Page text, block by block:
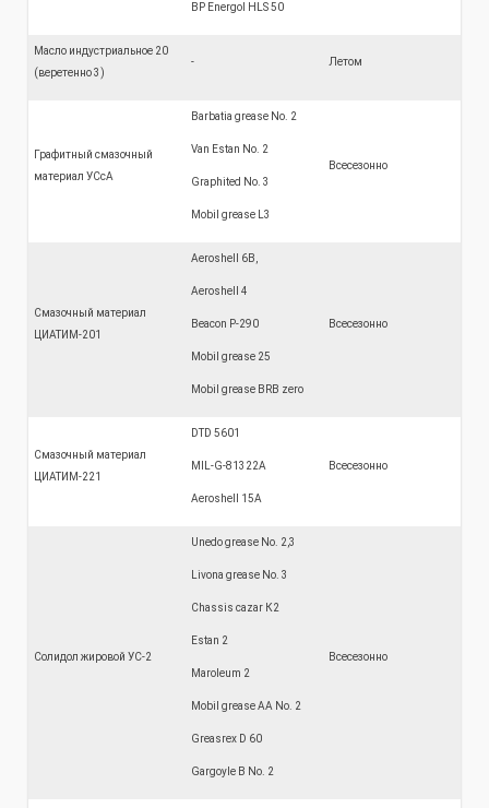
BP Energol HLS 50
Масло индустриальное 20
(веретенно 3)
- Летом
Графитный смазочный
материал УСсА
Barbatia grease No. 2
Van Estan No. 2
Graphited No. 3
Mobil grease L3
Всесезонно
Смазочный материал
ЦИАТИМ-201
Aeroshell 6B,
Aeroshell 4
Beacon P-290
Mobil grease 25
Mobil grease BRB zero
Всесезонно
Смазочный материал
ЦИАТИМ-221
DTD 5601
MIL-G-81322А
Aeroshell 15А
Всесезонно
Солидол жировой УС-2
Unedo grease No. 2,3
Livona grease No. 3
Chassis cazar К2
Estan 2
Maroleum 2
Mobil grease АА No. 2
Greasrex D 60
Gargoyle B No. 2
Всесезонно